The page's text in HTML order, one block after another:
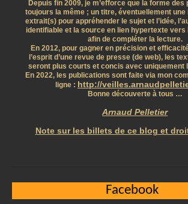
Depuis fin 2009, je m’efforce que la forme
toujours la même ; un titre, éventuellement une
extrait(s) pour appréhender le sujet et l’idée,
identifiable et la source en lien hypertexte vers
afin de compléter la lecture.
En 2012, pour gagner en précision et
l’esprit d’une revue de presse (de web), les
seront plus courts et concis avec uniquement
En 2022, les publications sont faite via mon
ligne : http://
Bonne découverte à tous …
Arnaud Pelletier
Note sur les billets de ce blog et
Facebook